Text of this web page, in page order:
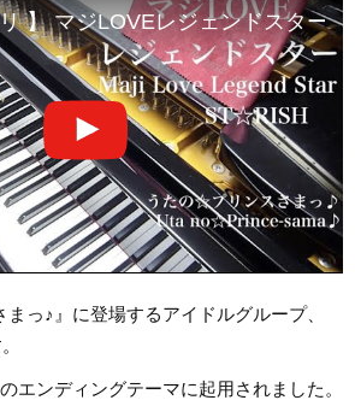
】 マジLOVEレジェンドスター
っ♪』に登場するアイドルグループ、
エンディングテーマに起用されました。